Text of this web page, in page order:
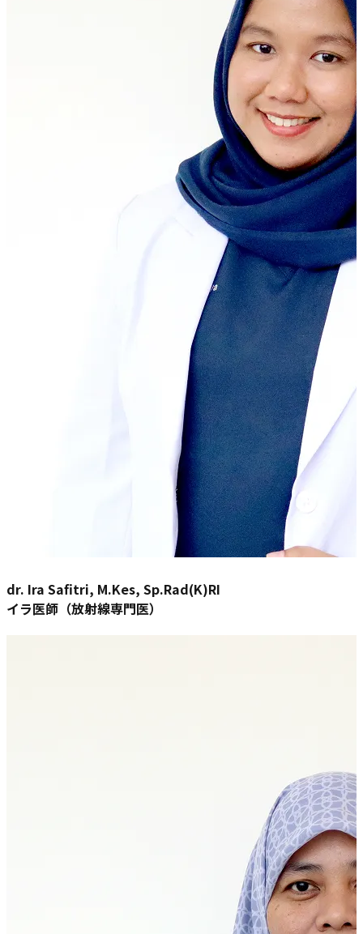
dr. Ira Safitri, M.Kes, Sp.Rad(K)RI
イラ医師（放射線専門医）